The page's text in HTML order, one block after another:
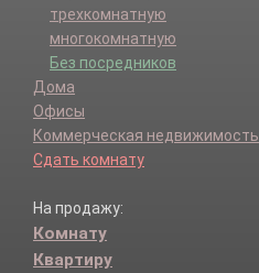
трехкомнатную
многокомнатную
Без посредников
Дома
Офисы
Коммерческая недвижимость
Сдать комнату
На продажу:
Комнату
Квартиру